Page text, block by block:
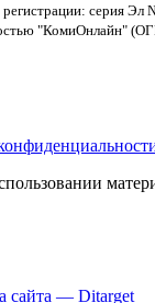
серия
"КомиОнлайн"
сайта — Ditarget